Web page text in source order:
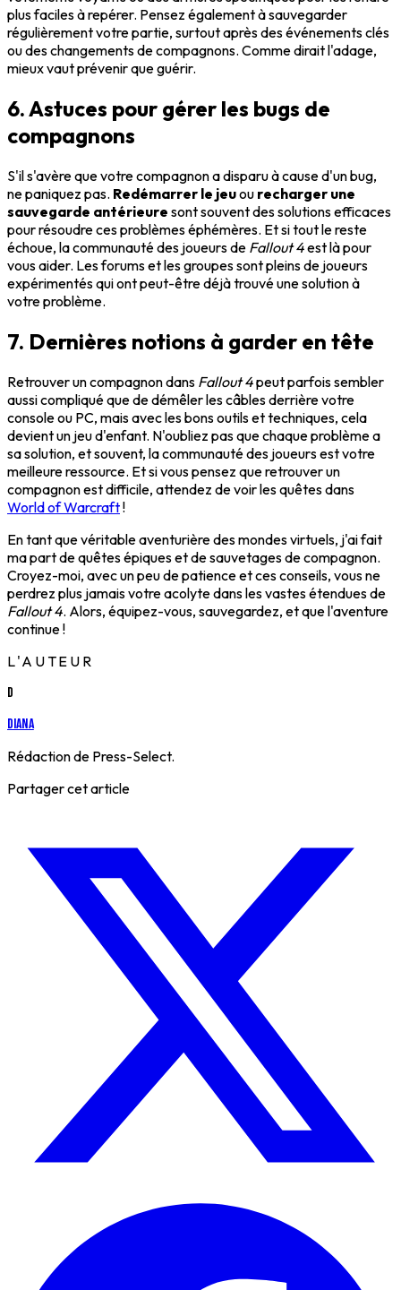
plus faciles à repérer. Pensez également à sauvegarder
régulièrement votre partie, surtout après des événements clés
ou des changements de compagnons. Comme dirait l'adage,
mieux vaut prévenir que guérir.
6. Astuces pour gérer les bugs de
compagnons
S'il s'avère que votre compagnon a disparu à cause d'un bug,
ne paniquez pas. Redémarrer le jeuou recharger une
sauvegarde antérieure sont souvent des solutions efficaces
pour résoudre ces problèmes éphémères. Et si tout le reste
échoue, la communauté des joueurs de Fallout 4est là pour
vous aider. Les forums et les groupes sont pleins de joueurs
expérimentés qui ont peut-être déjà trouvé une solution à
votre problème.
7. Dernières notions à garder en tête
Retrouver un compagnon dans Fallout 4peut parfois sembler
aussi compliqué que de démêler les câbles derrière votre
console ou PC, mais avec les bons outils et techniques, cela
devient un jeu d'enfant. N'oubliez pas que chaque problème a
sa solution, et souvent, la communauté des joueurs est votre
meilleure ressource. Et si vous pensez que retrouver un
compagnon est difficile, attendez de voir les quêtes dans
World of Warcraft!
En tant que véritable aventurière des mondes virtuels, j'ai fait
ma part de quêtes épiques et de sauvetages de compagnon.
Croyez-moi, avec un peu de patience et ces conseils, vous ne
perdrez plus jamais votre acolyte dans les vastes étendues de
Fallout 4. Alors, équipez-vous, sauvegardez, et que l'aventure
continue !
L'AUTEUR
D
Diana
Rédaction de Press-Select.
Partager cet article